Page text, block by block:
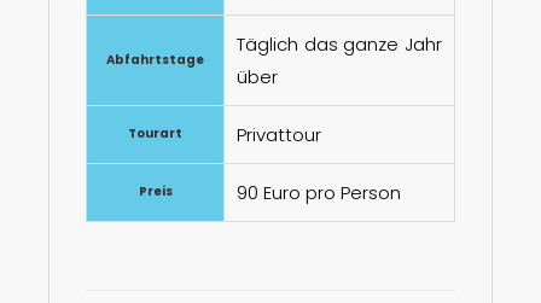
Abfahrtstage
Täglich das ganze Jahr
über
Tourart Privattour
Preis 90 Euro pro Person